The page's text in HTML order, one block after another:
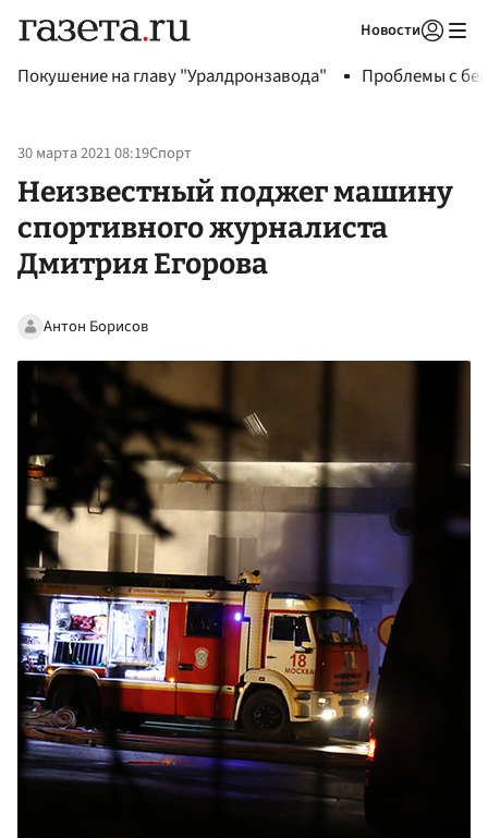
Новости
Покушение на главу "Уралдронзавода" Проблемы с
30 марта 2021 08:19Спорт
Неизвестный поджег машину
спортивного журналиста
Дмитрия Егорова
Антон Борисов